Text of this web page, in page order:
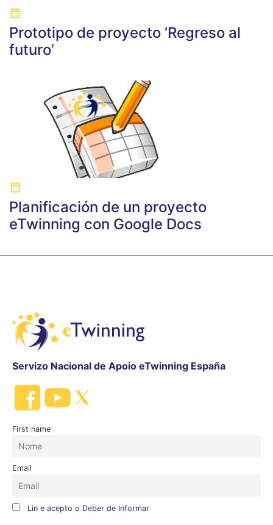
Prototipo de proyecto ‘Regreso al
futuro’
Planificación de un proyecto
eTwinning con Google Docs
Servizo Nacional de Apoio eTwinning España
First name
Email
Lin e acepto o Deber de Informar